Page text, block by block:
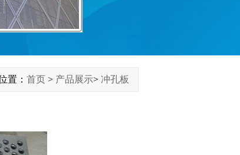
置： 首页 > 产品展示> 冲孔板